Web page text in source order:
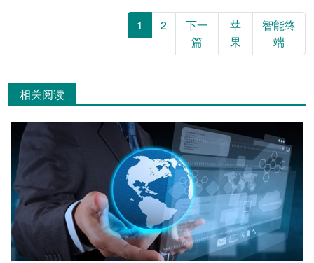
1 2
下一
篇
苹
果
智能终
端
相关阅读